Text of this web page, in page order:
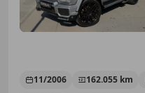
11/2006 162.055 km